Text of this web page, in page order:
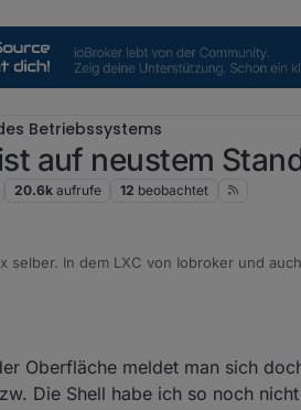
Betriebssystems
auf neustem
20.6k aufrufe 12 beobachtet
selber. In dem LXC von Iobroker und
Oberfläche meldet man sich
Die Shell habe ich so noch